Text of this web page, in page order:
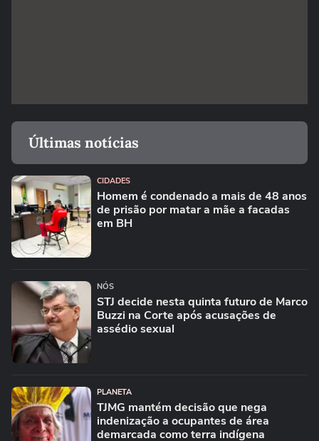
Últimas notícias
CIDADES
Homem é condenado a mais de 48 anos
de prisão por matar a mãe a facadas
em BH
NÓS
STJ decide nesta quinta futuro de Marco
Buzzi na Corte após acusações de
assédio sexual
PLANETA
TJMG mantém decisão que nega
indenização a ocupantes de área
demarcada como terra indígena